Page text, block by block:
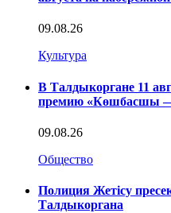
09.08.26
Культура
В Талдыкоргане 11
премию «Көшбасшы —
09.08.26
Общество
Полиция Жетісу
Талдыкоргана